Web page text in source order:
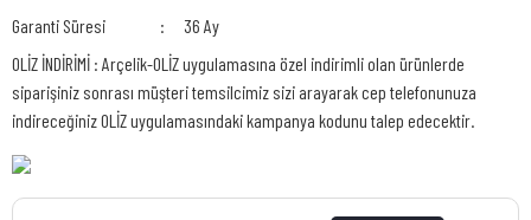
Garanti Süresi
36 Ay
OLİZ İNDİRİMİ : Arçelik-OLİZ uygulamasına özel indirimli olan ürünlerde
siparişiniz sonrası müşteri temsilcimiz sizi arayarak cep telefonunuza
indireceğiniz OLİZ uygulamasındaki kampanya kodunu talep edecektir.